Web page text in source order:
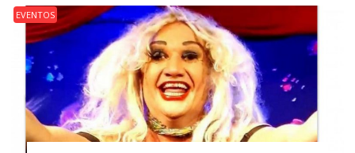
EVENTOS